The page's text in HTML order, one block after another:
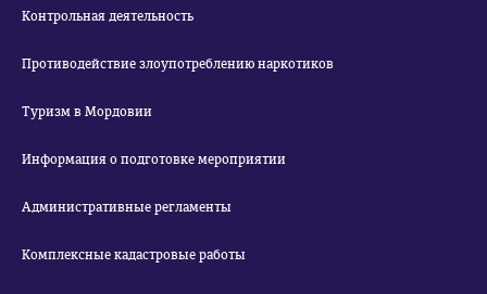
Контрольная деятельность
Противодействие злоупотреблению наркотиков
Туризм в Мордовии
Информация о подготовке мероприятии
Административные регламенты
Комплексные кадастровые работы